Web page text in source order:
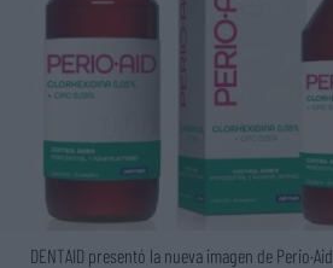
DENTAID presentó la nueva imagen de Perio·Aid